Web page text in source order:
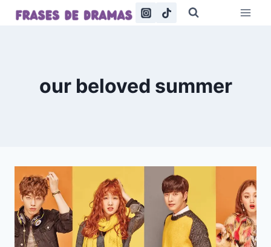
Saltar
our beloved summer